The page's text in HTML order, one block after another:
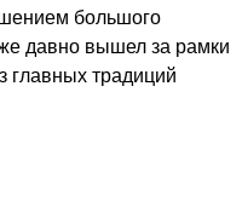
большого
давно вышел за рамки
главных традиций